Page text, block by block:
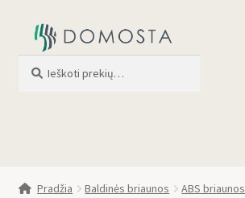
Pradžia Baldinės briaunos ABS briaunos